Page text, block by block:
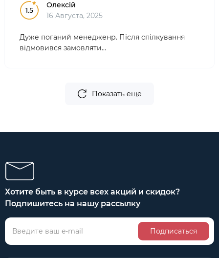
1.5
Олексій
16 Августа, 2025
Дуже поганий менедженр. Після спілкування
відмовився замовляти...
Показать еще
Хотите быть в курсе всех акций и скидок?
Подпишитесь на нашу рассылку
Подписаться